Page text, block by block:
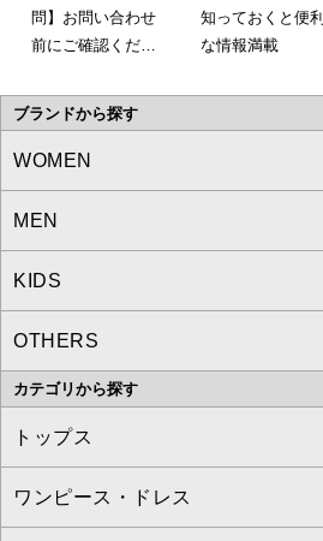
問】お問い合わせ
前にご確認くださ
知っておくと便利
な情報満載
ブランドから探す
WOMEN
a.v.v
MICHEL KLEIN
MK MICHEL KLEIN
OFUON le MK
MEN
a.v.v
MICHEL KLEIN HOMME
MK MICHEL KLEIN HOMME
KIDS
a.v.v
OTHERS
MK MICHEL KLEIN BAG
カテゴリから探す
トップス
すべてのトップス
ワンピース・ドレス